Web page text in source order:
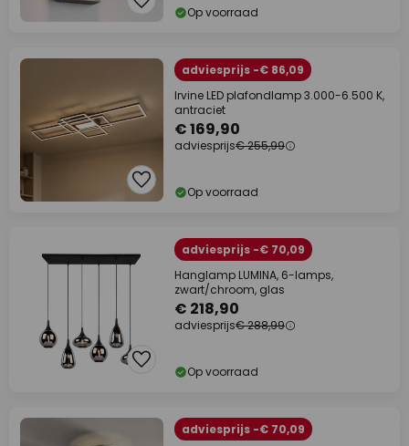
Op voorraad
adviesprijs -€ 86,09
Irvine LED plafondlamp 3.000-6.500 K,
antraciet
€ 169,90
adviesprijs€ 255,99
Op voorraad
adviesprijs -€ 70,09
Hanglamp LUMINA, 6-lamps,
zwart/chroom, glas
€ 218,90
adviesprijs€ 288,99
Op voorraad
adviesprijs -€ 70,09